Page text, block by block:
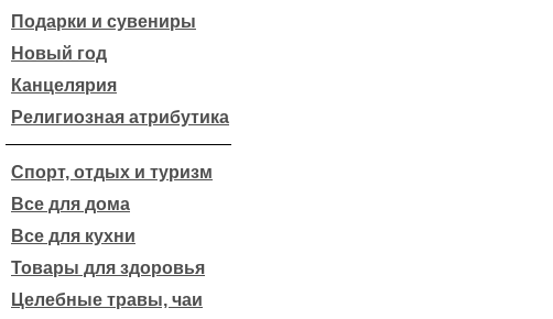
Подарки и сувениры
Новый год
Канцелярия
Религиозная атрибутика
Спорт, отдых и туризм
Все для дома
Все для кухни
Товары для здоровья
Целебные травы, чаи